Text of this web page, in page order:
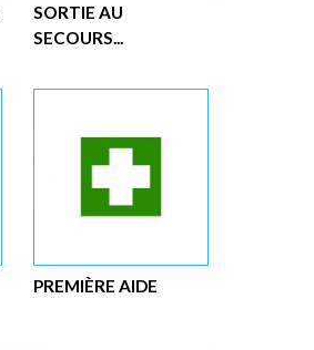
SORTIE AU
SECOURS...
PREMIÈRE AIDE